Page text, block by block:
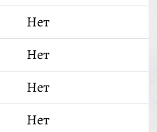
Нет
Нет
Нет
Нет